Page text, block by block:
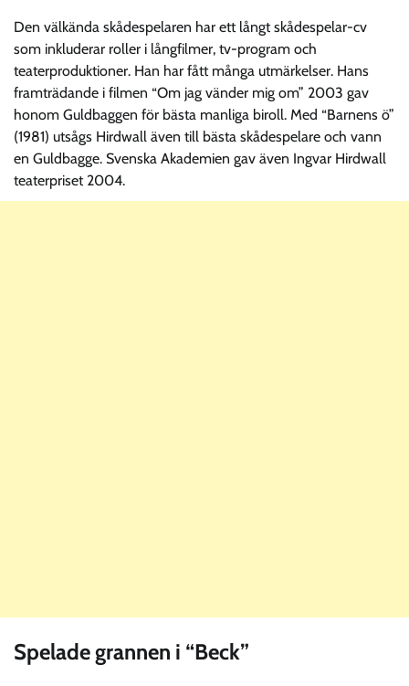
Den välkända skådespelaren har ett långt skådespelar-cv
som inkluderar roller i långfilmer, tv-program och
teaterproduktioner. Han har fått många utmärkelser. Hans
framträdande i filmen “Om jag vänder mig om” 2003 gav
honom Guldbaggen för bästa manliga biroll. Med “Barnens ö”
(1981) utsågs Hirdwall även till bästa skådespelare och vann
en Guldbagge. Svenska Akademien gav även Ingvar Hirdwall
teaterpriset 2004.
Spelade grannen i “Beck”